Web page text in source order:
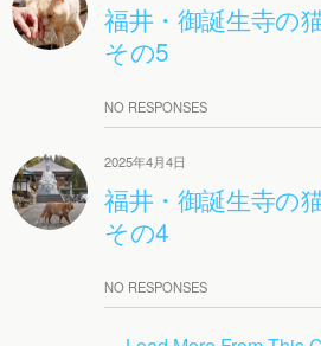
福井・御誕生寺の
その5
NO RESPONSES
2025年4月4日
福井・御誕生寺の
その4
NO RESPONSES